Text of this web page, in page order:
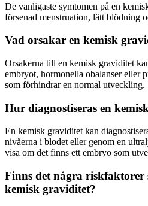
De vanligaste symtomen på en
försenad menstruation, lätt blödning
Vad orsakar en kemisk
Orsakerna till en kemisk graviditet
embryot, hormonella obalanser eller
som förhindrar en normal utveckling.
Hur diagnostiseras en
En kemisk graviditet kan
nivåerna i blodet eller genom en
visa om det finns ett embryo som
Finns det några riskfaktorer
kemisk graviditet?